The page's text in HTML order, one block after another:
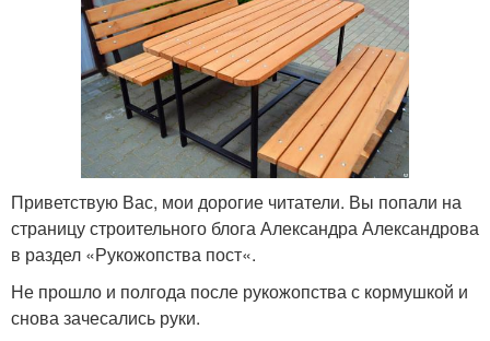
Приветствую Вас, мои дорогие читатели. Вы попали на
страницу строительного блога Александра Александрова
в раздел «Рукожопства пост«.
Не прошло и полгода после рукожопства с кормушкой и
снова зачесались руки.